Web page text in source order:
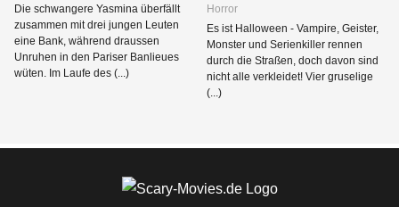
Die schwangere Yasmina überfällt
zusammen mit drei jungen Leuten
eine Bank, während draussen
Unruhen in den Pariser Banlieues
wüten. Im Laufe des (...)
Horror
Es ist Halloween - Vampire, Geister,
Monster und Serienkiller rennen
durch die Straßen, doch davon sind
nicht alle verkleidet! Vier gruselige
(...)